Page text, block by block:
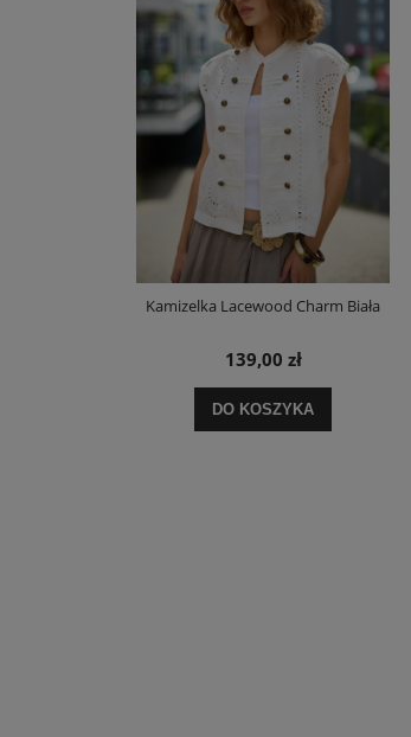
Kamizelka Lacewood Charm Biała
139,00 zł
DO KOSZYKA